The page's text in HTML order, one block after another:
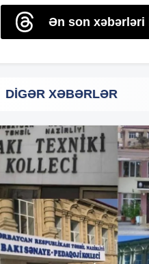
Ən son xəbərləri
DIGƏR XƏBƏRLƏR